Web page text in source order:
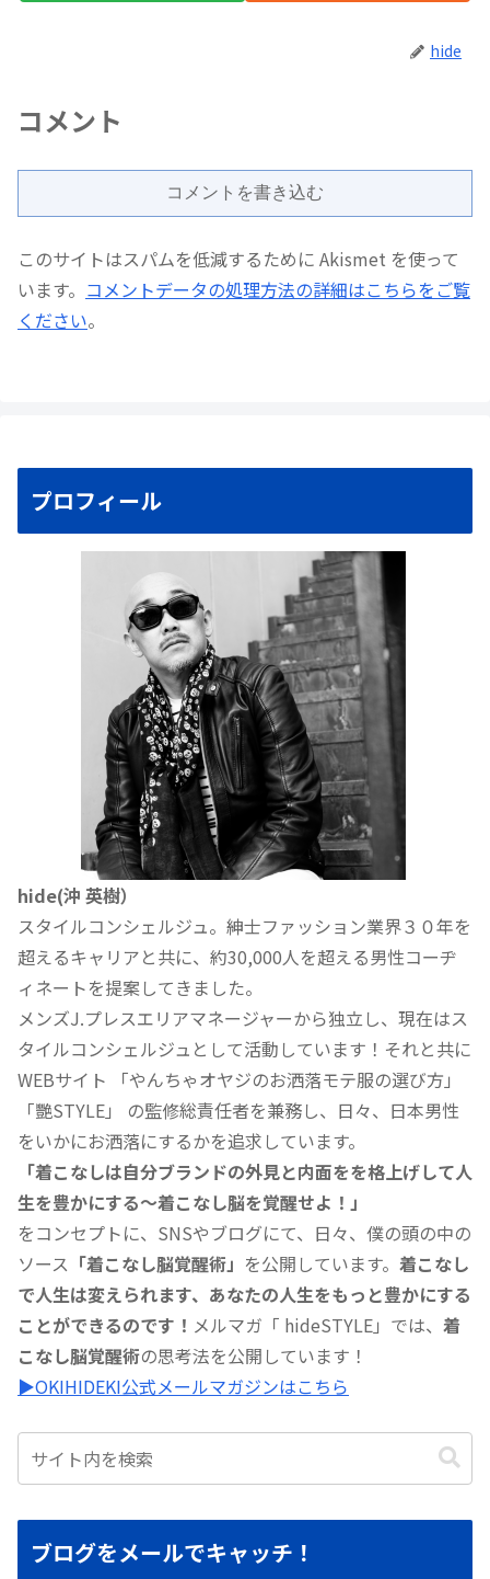
hide
コメント
コメントを書き込む
このサイトはスパムを低減するために Akismet を使って
います。 コメントデータの処理方法の詳細はこちらをご覧
ください。
プロフィール
hide(沖 英樹）
スタイルコンシェルジュ。紳士ファッション業界３０年を
超えるキャリアと共に、約30,000人を超える男性コーヂ
ィネートを提案してきました。
メンズJ.プレスエリアマネージャーから独立し、現在はス
タイルコンシェルジュとして活動しています！それと共に
WEBサイト 「やんちゃオヤジのお洒落モテ服の選び方」
「艷STYLE」 の監修総責任者を兼務し、日々、日本男性
をいかにお洒落にするかを追求しています。
「着こなしは自分ブランドの外見と内面をを格上げして人
生を豊かにする〜着こなし脳を覚醒せよ！」
をコンセプトに、SNSやブログにて、日々、僕の頭の中の
ソース 「着こなし脳覚醒術」 を公開しています。 着こなし
で人生は変えられます、あなたの人生をもっと豊かにする
ことができるのです！ メルマガ「 hideSTYLE」では、 着
こなし脳覚醒術の思考法を公開しています！
▶︎OKIHIDEKI公式メールマガジンはこちら
ブログをメールでキャッチ！